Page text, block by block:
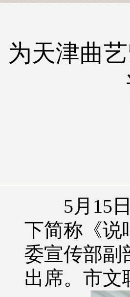
为天津曲
5月15日
下简称《说
委宣传部副
出席。市文